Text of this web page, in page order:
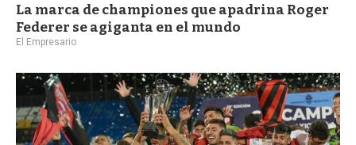
La marca de championes que apadrina Roger
Federer se agiganta en el mundo
El Empresario